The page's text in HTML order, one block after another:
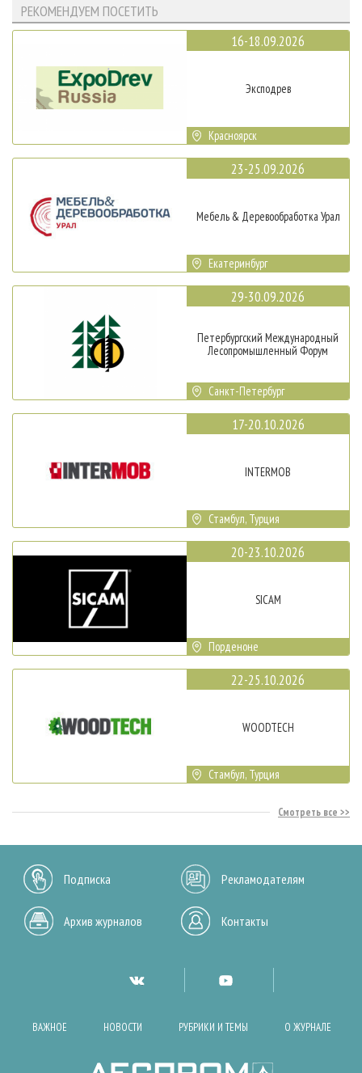
РЕКОМЕНДУЕМ ПОСЕТИТЬ
16-18.09.2026
Эксподрев
Красноярск
23-25.09.2026
Мебель & Деревообработка Урал
Екатеринбург
29-30.09.2026
Петербургский Международный
Лесопромышленный Форум
Санкт-Петербург
17-20.10.2026
INTERMOB
Стамбул, Турция
20-23.10.2026
SICAM
Порденоне
22-25.10.2026
WOODTECH
Стамбул, Турция
Смотреть все
Подписка Рекламодателям
Архив журналов Контакты
ВАЖНОЕ НОВОСТИ РУБРИКИ И ТЕМЫ О ЖУРНАЛЕ